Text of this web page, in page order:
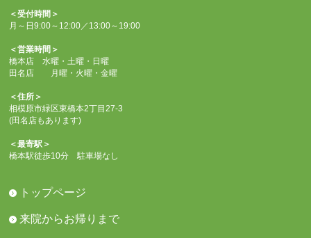
＜受付時間＞
月～日9:00～12:00／13:00～19:00
＜営業時間＞
橋本店 水曜・土曜・日曜
田名店 月曜・火曜・金曜
＜住所＞
相模原市緑区東橋本2丁目27-3
(田名店もあります)
＜最寄駅＞
橋本駅徒歩10分 駐車場なし
トップページ
来院からお帰りまで